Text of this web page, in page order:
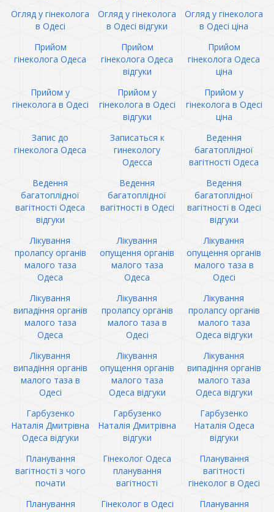
Огляд у гінеколога
в Одесі
Огляд у гінеколога
в Одесі відгуки
Огляд у гінеколога
в Одесі ціна
Прийом
гінеколога Одеса
Прийом
гінеколога Одеса
відгуки
Прийом
гінеколога Одеса
ціна
Прийом у
гінеколога в Одесі
Прийом у
гінеколога в Одесі
відгуки
Прийом у
гінеколога в Одесі
ціна
Запис до
гінеколога Одеса
Записаться к
гинекологу
Одесса
Ведення
багатоплідної
вагітності Одеса
Ведення
багатоплідної
вагітності Одеса
відгуки
Ведення
багатоплідної
вагітності в Одесі
Ведення
багатоплідної
вагітності в Одесі
відгуки
Лікування
пролапсу органів
малого таза
Одеса
Лікування
опущення органів
малого таза
Одеса
Лікування
опущення органів
малого таза в
Одесі
Лікування
випадіння органів
малого таза
Одеса
Лікування
пролапсу органів
малого таза в
Одесі
Лікування
пролапсу органів
малого таза
Одеса відгуки
Лікування
випадіння органів
малого таза в
Одесі
Лікування
опущення органів
малого таза
Одеса відгуки
Лікування
випадіння органів
малого таза
Одеса відгуки
Гарбузенко
Наталія Дмитрівна
Одеса відгуки
Гарбузенко
Наталія Дмитрівна
відгуки
Гарбузенко
Наталія Одеса
відгуки
Планування
вагітності з чого
почати
Гінеколог Одеса
планування
вагітності
Планування
вагітності
гінеколог в Одесі
Планування
Гінеколог в Одесі
Планування